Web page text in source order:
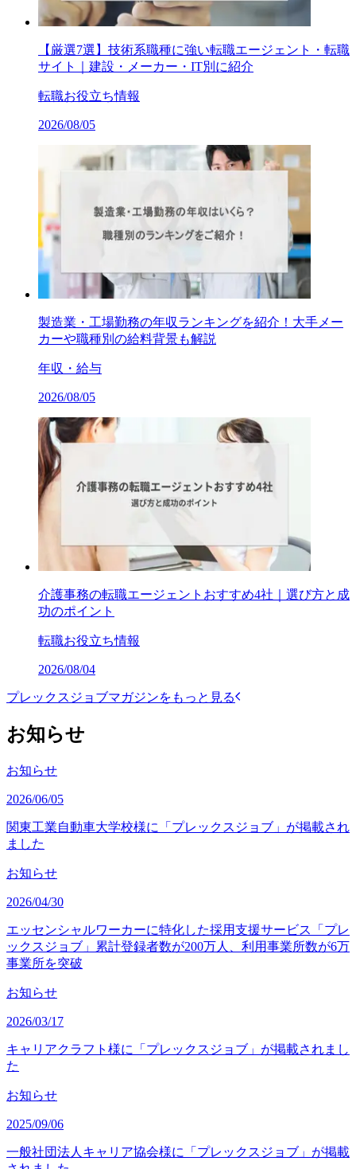
【厳選7選】技術系職種に強い転職エージェント・転職
サイト｜建設・メーカー・IT別に紹介
転職お役立ち情報
2026/08/05
製造業・工場勤務の年収ランキングを紹介！大手メー
カーや職種別の給料背景も解説
年収・給与
2026/08/05
介護事務の転職エージェントおすすめ4社｜選び方と成
功のポイント
転職お役立ち情報
2026/08/04
プレックスジョブマガジンをもっと見る
お知らせ
お知らせ
2026/06/05
関東工業自動車大学校様に「プレックスジョブ」が掲載され
ました
お知らせ
2026/04/30
エッセンシャルワーカーに特化した採用支援サービス「プレ
ックスジョブ」累計登録者数が200万人、利用事業所数が6万
事業所を突破
お知らせ
2026/03/17
キャリアクラフト様に「プレックスジョブ」が掲載されまし
た
お知らせ
2025/09/06
一般社団法人キャリア協会様に「プレックスジョブ」が掲載